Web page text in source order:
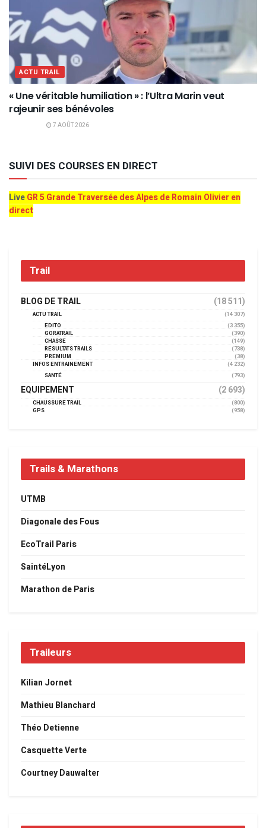
ACTU TRAIL
« Une véritable humiliation » : l’Ultra Marin veut
rajeunir ses bénévoles
7 AOÛT 2026
SUIVI DES COURSES EN DIRECT
LiveGR 5 Grande Traversée des Alpes de Romain Olivier en
direct
Trail
BLOG DE TRAIL (18 511)
ACTU TRAIL
(14 307)
EDITO
(3 355)
GORATRAIL
(390)
CHASSE
(149)
RÉSULTATS TRAILS
(738)
PREMIUM
(38)
INFOS ENTRAINEMENT
(4 232)
SANTÉ
(793)
EQUIPEMENT (2 693)
CHAUSSURE TRAIL
(800)
GPS
(958)
Trails & Marathons
UTMB
Diagonale des Fous
EcoTrail Paris
SaintéLyon
Marathon de Paris
Traileurs
Kilian Jornet
Mathieu Blanchard
Théo Detienne
Casquette Verte
Courtney Dauwalter